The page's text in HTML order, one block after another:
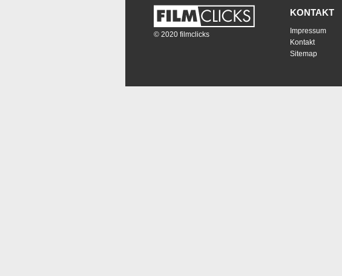
© 2020 filmclicks
KONTAKT
Impressum
Kontakt
Sitemap